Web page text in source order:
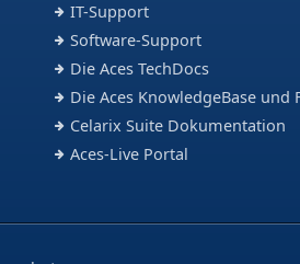
IT-Support
Software-Support
Die Aces TechDocs
Die Aces KnowledgeBase und
Celarix Suite Dokumentation
Aces-Live Portal